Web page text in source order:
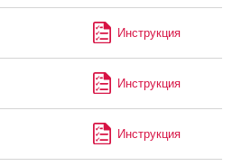
Инструкция
Инструкция
Инструкция